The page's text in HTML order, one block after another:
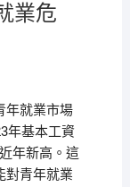
業危
年就業市場
年基本工資
年新高。這
對青年就業